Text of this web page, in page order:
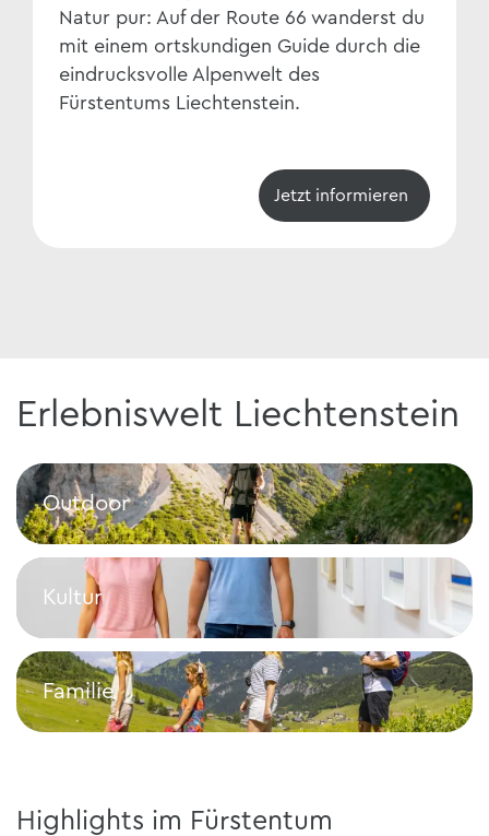
Natur pur: Auf der Route 66 wanderst du
mit einem ortskundigen Guide durch die
eindrucksvolle Alpenwelt des
Fürstentums Liechtenstein.
Jetzt informieren
Erlebniswelt Liechtenstein
Outdoor
Outdoor
Kultur
Kultur
Familie
Familie
Highlights im Fürstentum